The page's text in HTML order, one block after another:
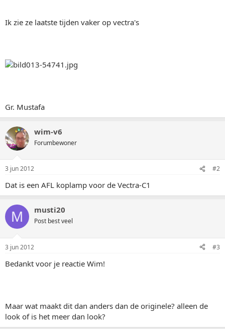
Ik zie ze laatste tijden vaker op vectra's
Gr. Mustafa
wim-v6
Forumbewoner
3 jun 2012 #2
Dat is een AFL koplamp voor de Vectra-C1
M musti20
Post best veel
3 jun 2012 #3
Bedankt voor je reactie Wim!
Maar wat maakt dit dan anders dan de originele? alleen de
look of is het meer dan look?